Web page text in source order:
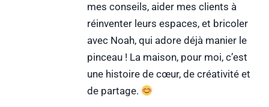
mes conseils, aider mes clients à
réinventer leurs espaces, et bricoler
avec Noah, qui adore déjà manier le
pinceau ! La maison, pour moi, c’est
une histoire de cœur, de créativité et
de partage.